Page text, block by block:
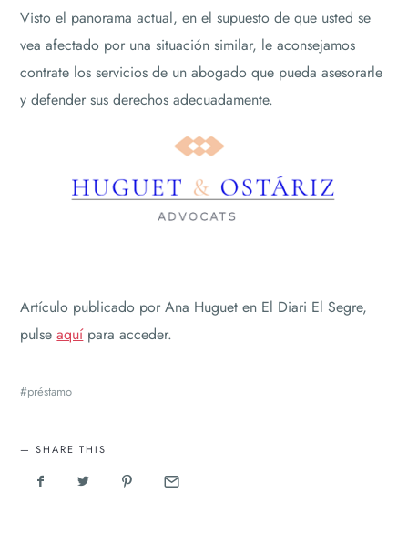
Visto el panorama actual, en el supuesto de que usted se
vea afectado por una situación similar, le aconsejamos
contrate los servicios de un abogado que pueda asesorarle
y defender sus derechos adecuadamente.
Artículo publicado por Ana Huguet en El Diari El Segre,
pulseaquípara acceder.
préstamo
SHARE THIS